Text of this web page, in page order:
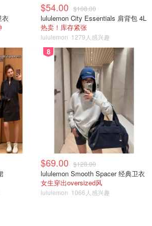
$54.00 $108.00
lululemon City Essentials 肩背包 4L
热卖！库存紧张
lululemon 1279人感兴趣
8
$69.00 $128.00
lululemon Smooth Spacer 经典卫衣
女生穿出oversized风
lululemon 1066人感兴趣